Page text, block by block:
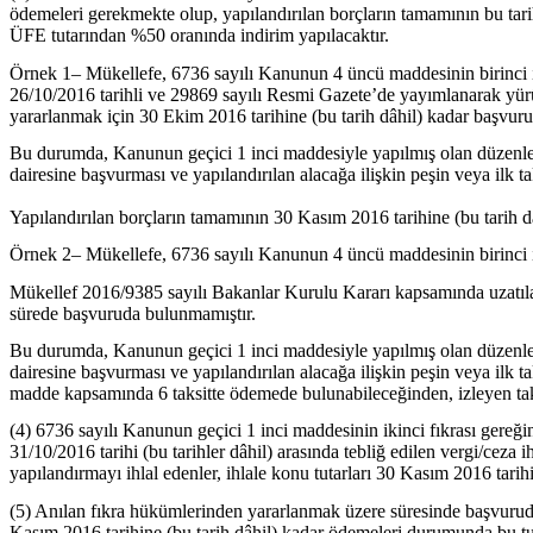
ödemeleri gerekmekte olup, yapılandırılan borçların tamamının bu
ÜFE tutarından %50 oranında indirim yapılacaktır.
Örnek 1– Mükellefe, 6736 sayılı Kanunun 4 üncü maddesinin
26/10/2016 tarihli ve 29869 sayılı Resmi Gazete’de yayımlanarak
yararlanmak için 30 Ekim 2016 tarihine (bu tarih dâhil) kadar
Bu durumda, Kanunun geçici 1 inci maddesiyle yapılmış olan
dairesine başvurması ve yapılandırılan alacağa ilişkin peşin veya
Yapılandırılan borçların tamamının 30 Kasım 2016 tarihine (bu
Örnek 2– Mükellefe, 6736 sayılı Kanunun 4 üncü maddesinin
Mükellef 2016/9385 sayılı Bakanlar Kurulu Kararı kapsamında
sürede başvuruda bulunmamıştır.
Bu durumda, Kanunun geçici 1 inci maddesiyle yapılmış olan
dairesine başvurması ve yapılandırılan alacağa ilişkin peşin veya
madde kapsamında 6 taksitte ödemede bulunabileceğinden,
(4) 6736 sayılı Kanunun geçici 1 inci maddesinin ikinci fıkrası
31/10/2016 tarihi (bu tarihler dâhil) arasında tebliğ edilen vergi/ceza
yapılandırmayı ihlal edenler, ihlale konu tutarları 30 Kasım 2016
(5) Anılan fıkra hükümlerinden yararlanmak üzere süresinde